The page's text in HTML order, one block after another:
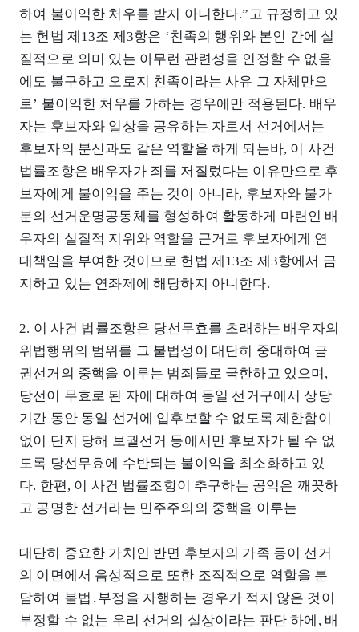
하여 불이익한 처우를 받지 아니한다.”고 규정하고 있
는 헌법 제13조 제3항은 ‘친족의 행위와 본인 간에 실
질적으로 의미 있는 아무런 관련성을 인정할 수 없음
에도 불구하고 오로지 친족이라는 사유 그 자체만으
로’ 불이익한 처우를 가하는 경우에만 적용된다. 배우
자는 후보자와 일상을 공유하는 자로서 선거에서는
후보자의 분신과도 같은 역할을 하게 되는바, 이 사건
법률조항은 배우자가 죄를 저질렀다는 이유만으로 후
보자에게 불이익을 주는 것이 아니라, 후보자와 불가
분의 선거운명공동체를 형성하여 활동하게 마련인 배
우자의 실질적 지위와 역할을 근거로 후보자에게 연
대책임을 부여한 것이므로 헌법 제13조 제3항에서 금
지하고 있는 연좌제에 해당하지 아니한다.
2. 이 사건 법률조항은 당선무효를 초래하는 배우자의
위법행위의 범위를 그 불법성이 대단히 중대하여 금
권선거의 중핵을 이루는 범죄들로 국한하고 있으며,
당선이 무효로 된 자에 대하여 동일 선거구에서 상당
기간 동안 동일 선거에 입후보할 수 없도록 제한함이
없이 단지 당해 보궐선거 등에서만 후보자가 될 수 없
도록 당선무효에 수반되는 불이익을 최소화하고 있
다. 한편, 이 사건 법률조항이 추구하는 공익은 깨끗하
고 공명한 선거라는 민주주의의 중핵을 이루는
대단히 중요한 가치인 반면 후보자의 가족 등이 선거
의 이면에서 음성적으로 또한 조직적으로 역할을 분
담하여 불법․부정을 자행하는 경우가 적지 않은 것이
부정할 수 없는 우리 선거의 실상이라는 판단 하에, 배